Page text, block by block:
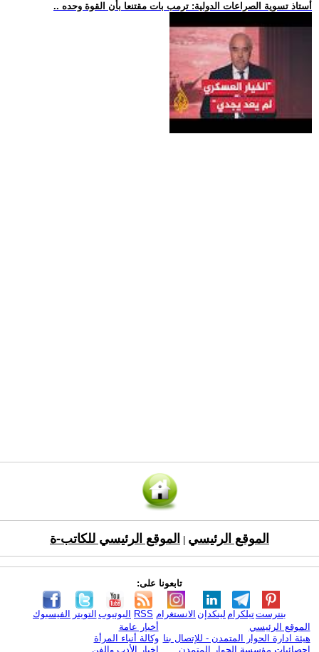
.. أستاذ تسوية الصراعات الدولية: ترمب بات مقتنعا بأن القوة وحده
الموقع الرئيسي الموقع الرئيسي للكاتب-ة
تابعونا على:
الفيسبوك التويتر اليوتيوب RSS الانستغرام لينكدإن تيلكرامبنترست
الموقع الرئيسي
هيئة ادارة الحوار المتمدن - للإتصال بنا
إحصائيات مؤسسة الحوار المتمدن
أخبار عامة
وكالة أنباء المرأة
اخبار الأدب والفن